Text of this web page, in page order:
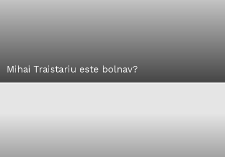
Mihai Traistariu este bolnav?